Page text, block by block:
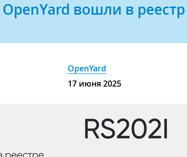
OpenYard вошли в
OpenYard
17 июня 2025